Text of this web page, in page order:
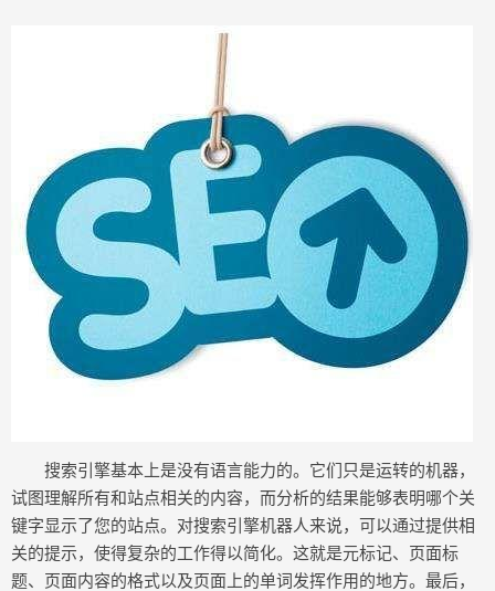
搜索引擎基本上是没有语言能力的。它们只是运转的机器，
试图理解所有和站点相关的内容，而分析的结果能够表明哪个关
键字显示了您的站点。对搜索引擎机器人来说，可以通过提供相
关的提示，使得复杂的工作得以简化。这就是元标记、页面标
题、页面内容的格式以及页面上的单词发挥作用的地方。最后，